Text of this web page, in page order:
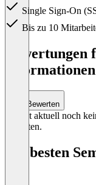
Single Sign-On
Bis zu 10
Bewerten
Es gibt aktuell noch
enthalten.
Die besten